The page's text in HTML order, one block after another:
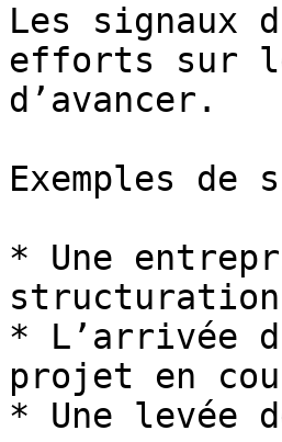
Les signaux
efforts sur
d’avancer.
Exemples
* Une
structuration
* L’arrivée
projet en
* Une levée